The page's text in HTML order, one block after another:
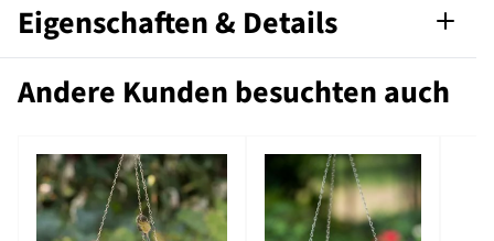
einheimische Tagfalterarten spielerisch kennen gelernt
werden.
Ein Spiel für die ganze Familie - besonders aber für die
Mitgeschöpfen geweckt werden soll. Daneben ist es ein
Schritt zurVertiefung der Artenkenntnissefür alle
Mitspielenden und einBeitrag zum Artenschutzim eigenen
Eigenschaften & Details
Artikelnummer
104950115
Andere Kunden besuchten auch